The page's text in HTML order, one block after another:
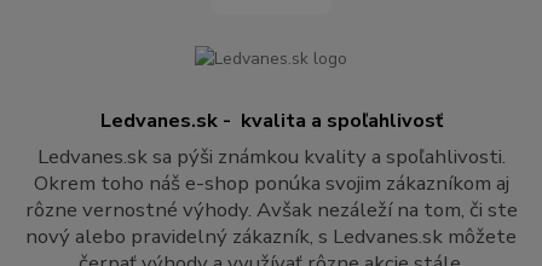
Ledvanes.sk - kvalita a spoľahlivosť
Ledvanes.sk sa pýši známkou kvality a spoľahlivosti.
Okrem toho náš e-shop ponúka svojim zákazníkom aj
rôzne vernostné výhody. Avšak nezáleží na tom, či ste
nový alebo pravidelný zákazník, s Ledvanes.sk môžete